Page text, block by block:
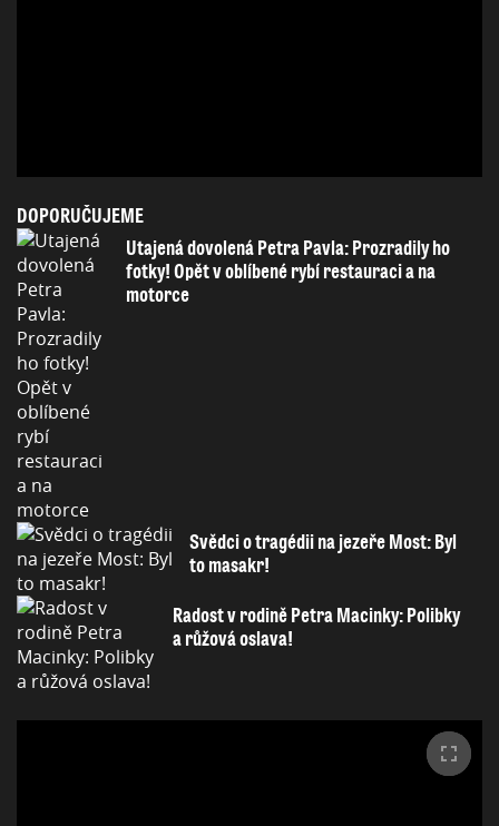
DOPORUČUJEME
Utajená dovolená Petra Pavla: Prozradily ho
fotky! Opět v oblíbené rybí restauraci a na
motorce
Svědci o tragédii na jezeře Most: Byl
to masakr!
Radost v rodině Petra Macinky: Polibky
a růžová oslava!